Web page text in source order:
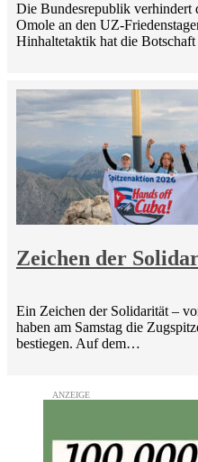
Die Bundesrepublik verhindert
Omole an den UZ-
Hinhaltetaktik hat die
Zeichen der
Ein Zeichen der Solidarität –
haben am Samstag die
bestiegen. Auf dem…